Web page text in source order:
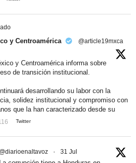
y Centroamérica
@article19mxca
y Centroamérica informa sobre
de transición institucional.
desarrollando su labor con la
solidez institucional y compromiso con
que la han caracterizado desde su
Twitter
@diarioenaltavoz · 31 Jul